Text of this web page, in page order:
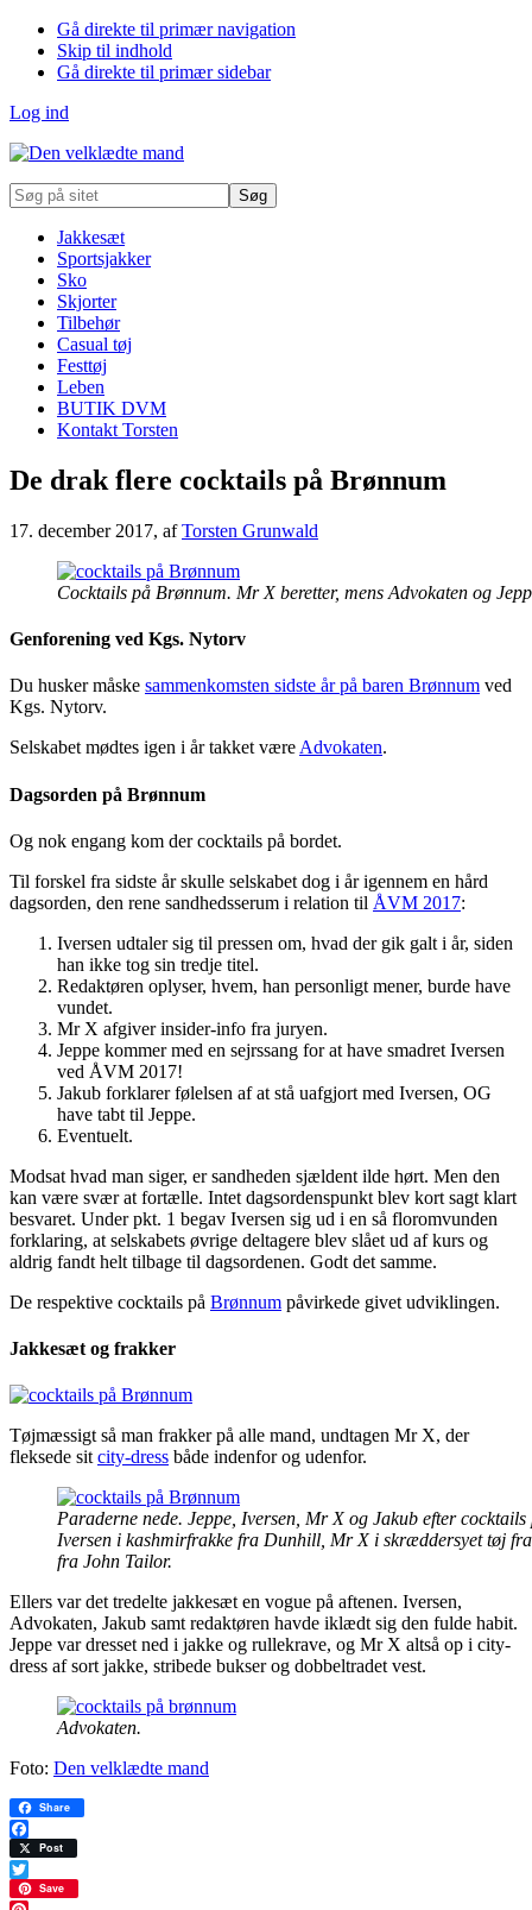
Gå direkte til primær navigation
Skip til indhold
Gå direkte til primær sidebar
Log ind
Søg
på
Jakkesæt
Sportsjakker
Sko
Skjorter
Tilbehør
Casual tøj
Festtøj
Leben
BUTIK DVM
Kontakt Torsten
De drak flere cocktails på Brønnum
17. december 2017, afTorsten Grunwald
Cocktails på Brønnum. Mr X beretter, mens Advokaten og
Genforening ved Kgs. Nytorv
Du husker måske sammenkomsten sidste år på baren Brønnum ved
Kgs. Nytorv.
Selskabet mødtes igen i år takket være Advokaten.
Dagsorden på Brønnum
Og nok engang kom der cocktails på bordet.
Til forskel fra sidste år skulle selskabet dog i år igennem en hård
dagsorden, den rene sandhedsserum i relation til ÅVM 2017:
Iversen udtaler sig til pressen om, hvad der gik galt i år, siden
han ikke tog sin tredje titel.
Redaktøren oplyser, hvem, han personligt mener, burde have
vundet.
Mr X afgiver insider-info fra juryen.
Jeppe kommer med en sejrssang for at have smadret Iversen
ved ÅVM 2017!
Jakub forklarer følelsen af at stå uafgjort med Iversen, OG
have tabt til Jeppe.
Eventuelt.
Modsat hvad man siger, er sandheden sjældent ilde hørt. Men den
kan være svær at fortælle. Intet dagsordenspunkt blev kort sagt klart
besvaret. Under pkt. 1 begav Iversen sig ud i en så floromvunden
forklaring, at selskabets øvrige deltagere blev slået ud af kurs og
aldrig fandt helt tilbage til dagsordenen. Godt det samme.
De respektive cocktails på Brønnum påvirkede givet udviklingen.
Jakkesæt og frakker
Tøjmæssigt så man frakker på alle mand, undtagen Mr X, der
fleksede sitcity-dress både indenfor og udenfor.
Paraderne nede. Jeppe, Iversen, Mr X og Jakub efter
Iversen i kashmirfrakke fra Dunhill, Mr X i skræddersyet tøj
fra John Tailor.
Ellers var det tredelte jakkesæt en vogue på aftenen. Iversen,
Advokaten, Jakub samt redaktøren havde iklædt sig den fulde habit.
Jeppe var dresset ned i jakke og rullekrave, og Mr X altså op i city-
dress af sort jakke, stribede bukser og dobbeltradet vest.
Advokaten.
Foto: Den velklædte mand
Share
Facebook
Post
Twitter
Save